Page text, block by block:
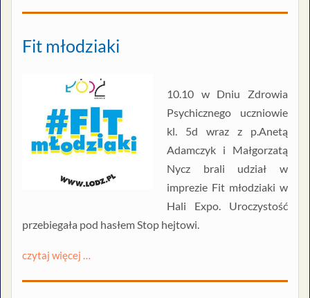
Fit młodziaki
10.10 w Dniu Zdrowia
Psychicznego uczniowie
kl. 5d wraz z p.Anetą
Adamczyk i Małgorzatą
Nycz brali udział w
imprezie Fit młodziaki w
Hali Expo. Uroczystość
przebiegała pod hasłem Stop hejtowi.
czytaj więcej …